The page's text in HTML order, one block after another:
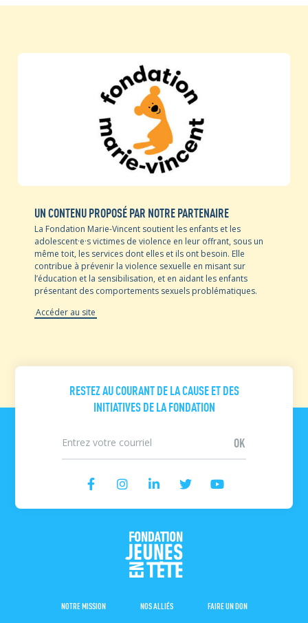
UN CONTENU PROPOSÉ PAR NOTRE PARTENAIRE
La Fondation Marie-Vincent soutient les enfants et les
adolescent·e·s victimes de violence en leur offrant, sous un
même toit, les services dont elles et ils ont besoin. Elle
contribue à prévenir la violence sexuelle en misant sur
l’éducation et la sensibilisation, et en aidant les enfants
présentant des comportements sexuels problématiques.
Accéder au site
RESTEZ AU COURANT DE LA CAUSE ET DES
INITIATIVES DE LA FONDATION
NOTRE MISSION NOS ALLIÉS
FAIRE UN DON